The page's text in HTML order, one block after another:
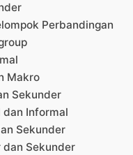
Perbandingan
Makro
Sekunder
dan Informal
Sekunder
dan Sekunder